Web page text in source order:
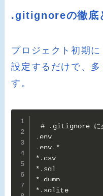
.gitignoreの徹底
プロジェクト初期に
設定するだけで、
す。
# .gitignore に必
.env
.env.*
*.csv
*.sql
*.dump
*.sqlite